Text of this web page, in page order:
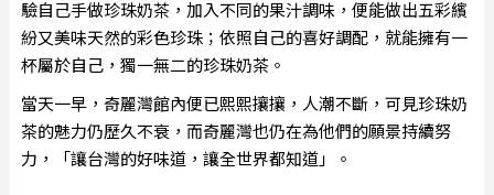
驗自己手做珍珠奶茶，加入不同的果汁調味，便能做出五彩繽
紛又美味天然的彩色珍珠；依照自己的喜好調配，就能擁有一
杯屬於自己，獨一無二的珍珠奶茶。
當天一早，奇麗灣館內便已熙熙攘攘，人潮不斷，可見珍珠奶
茶的魅力仍歷久不衰，而奇麗灣也仍在為他們的願景持續努
力，「讓台灣的好味道，讓全世界都知道」。